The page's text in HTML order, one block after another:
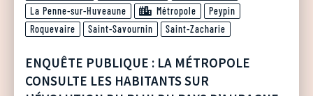
La Penne-sur-Huveaune
Métropole
Peypin
Roquevaire
Saint-Savournin Saint-Zacharie
ENQUÊTE PUBLIQUE : LA MÉTROPOLE
CONSULTE LES HABITANTS SUR